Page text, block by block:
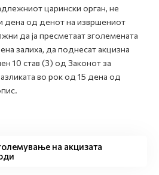
царински орган, не
дена од денот на извршениот
да ја пресметаат зголемената
залиха, да поднесат акцизна
10 став (3) од Законот за
во рок од 15 дена од
на акцизата